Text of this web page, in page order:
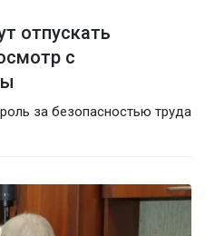
отпускать
с
за безопасностью труда